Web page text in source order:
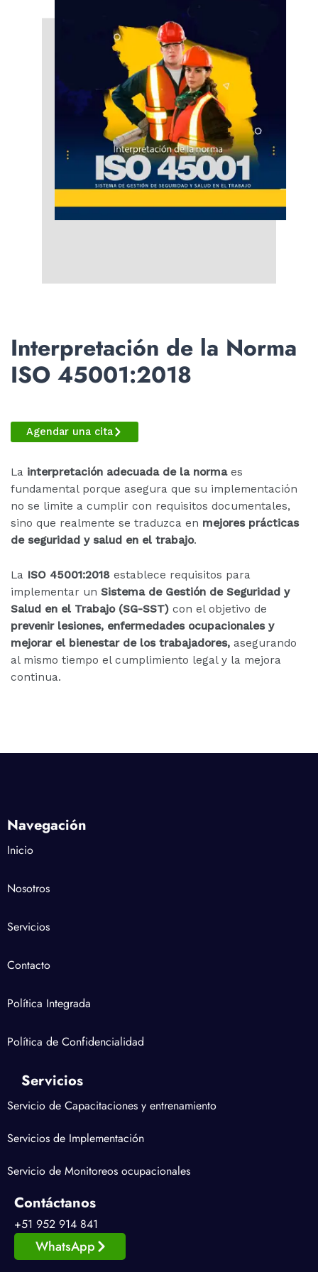
Interpretación de la Norma
ISO 45001:2018
Agendar una cita
La interpretación adecuada de la normaes
fundamental porque asegura que su implementación
no se limite a cumplir con requisitos documentales,
sino que realmente se traduzca en mejores prácticas
de seguridad y salud en el trabajo.
La ISO 45001:2018 establece requisitos para
implementar un Sistema de Gestión de Seguridad y
Salud en el Trabajo (SG-SST) con el objetivo de
prevenir lesiones, enfermedades ocupacionales y
mejorar el bienestar de los trabajadores, asegurando
al mismo tiempo el cumplimiento legal y la mejora
continua.
Navegación
Inicio
Nosotros
Servicios
Contacto
Política Integrada
Política de Confidencialidad
Servicios
Servicio de Capacitaciones y entrenamiento
Servicios de Implementación
Servicio de Monitoreos ocupacionales
Contáctanos
+51 952 914 841
WhatsApp